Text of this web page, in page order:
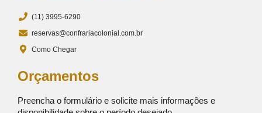
(11) 3995-6290
reservas@confrariacolonial.com.br
Como Chegar
Orçamentos
Preencha o formulário e solicite mais informações e